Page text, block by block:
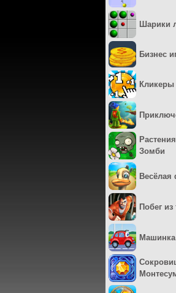
Шарики
Бизнес
Кликеры
Зомби
Весёлая
Побег